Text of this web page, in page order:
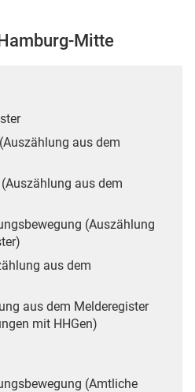
Mitte
aus dem
aus dem
(Auszählung
aus dem
aus dem Melderegister
mit HHGen)
(Amtliche